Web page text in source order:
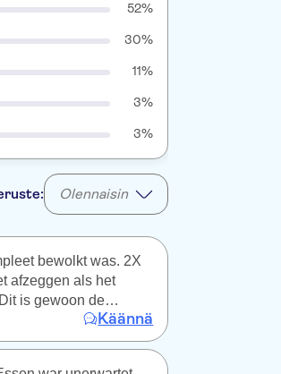
52%
30%
11%
3%
3%
Olennaisin
bewolkt was. 2X
afzeggen als het
is gewoon de
klaagde over het
Käännä